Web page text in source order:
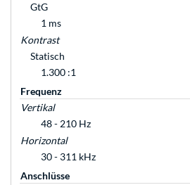
GtG
1 ms
Kontrast
Statisch
1.300 :1
Frequenz
Vertikal
48 - 210 Hz
Horizontal
30 - 311 kHz
Anschlüsse